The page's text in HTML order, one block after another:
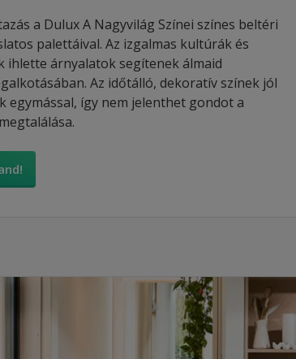
a Dulux A Nagyvilág Színei színes beltéri
palettáival. Az izgalmas kultúrák és
ihlette árnyalatok segítenek álmaid
Az időtálló, dekoratív színek jól
egymással, így nem jelenthet gondot a